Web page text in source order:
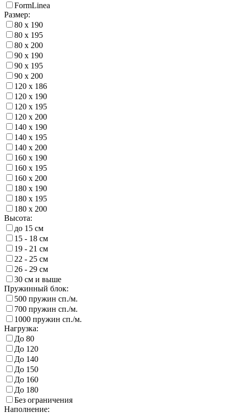
FormLinea
Размер:
80 х 190
80 х 195
80 х 200
90 х 190
90 х 195
90 х 200
120 х 186
120 х 190
120 х 195
120 х 200
140 х 190
140 х 195
140 х 200
160 х 190
160 х 195
160 х 200
180 х 190
180 х 195
180 х 200
Высота:
до 15 см
15 - 18 см
19 - 21 см
22 - 25 см
26 - 29 см
30 см и выше
Пружинный блок:
500 пружин сп./м.
700 пружин сп./м.
1000 пружин сп./м.
Нагрузка:
До 80
До 120
До 140
До 150
До 160
До 180
Без ограничения
Наполнение: